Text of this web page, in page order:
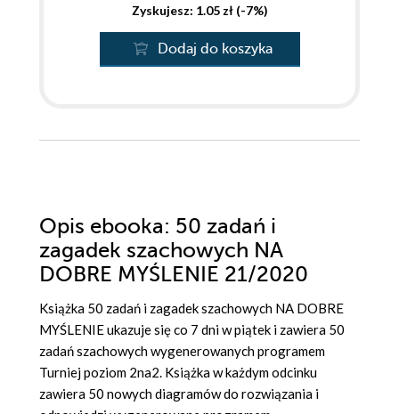
Zyskujesz: 1.05 zł (-7%)
Dodaj do koszyka
Opis ebooka: 50 zadań i
zagadek szachowych NA
DOBRE MYŚLENIE 21/2020
Książka 50 zadań i zagadek szachowych NA DOBRE
MYŚLENIE ukazuje się co 7 dni w piątek i zawiera 50
zadań szachowych wygenerowanych programem
Turniej poziom 2na2. Książka w każdym odcinku
zawiera 50 nowych diagramów do rozwiązania i